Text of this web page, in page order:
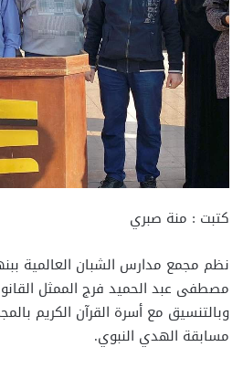
كتبت : منة صبري
نظم مجمع مدارس الشبان العالمية
مصطفى عبد الحميد فرج الممثل
وبالتنسيق مع أسرة القرآن الكريم
مسابقة الهدي النبوي.